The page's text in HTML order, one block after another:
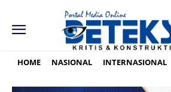
HOME NASIONAL INTERNASIONAL